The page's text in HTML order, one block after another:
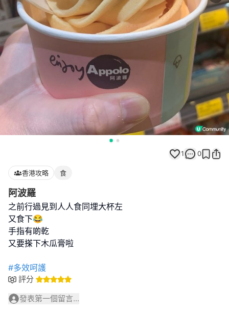
1 0
香港攻略 食
阿波羅
之前行過見到人人食同埋大杯左
又食下😂
手指有啲乾
又要搽下木瓜膏啦
#多效呵護
評分
發表第一個留言...